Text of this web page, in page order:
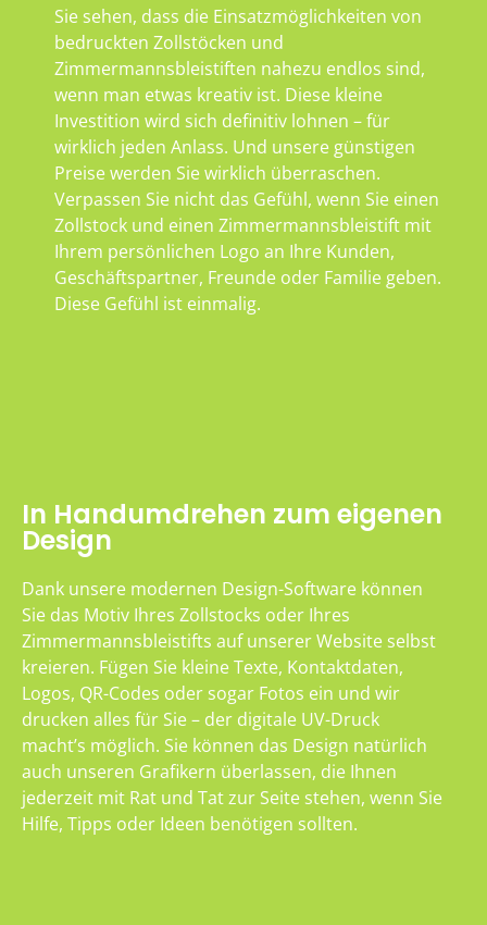
Sie sehen, dass die Einsatzmöglichkeiten von
bedruckten Zollstöcken und
Zimmermannsbleistiften nahezu endlos sind,
wenn man etwas kreativ ist. Diese kleine
Investition wird sich definitiv lohnen – für
wirklich jeden Anlass. Und unsere günstigen
Preise werden Sie wirklich überraschen.
Verpassen Sie nicht das Gefühl, wenn Sie einen
Zollstock und einen Zimmermannsbleistift mit
Ihrem persönlichen Logo an Ihre Kunden,
Geschäftspartner, Freunde oder Familie geben.
Diese Gefühl ist einmalig.
In Handumdrehen zum eigenen
Design
Dank unsere modernen Design-Software können
Sie das Motiv Ihres Zollstocks oder Ihres
Zimmermannsbleistifts auf unserer Website selbst
kreieren. Fügen Sie kleine Texte, Kontaktdaten,
Logos, QR-Codes oder sogar Fotos ein und wir
drucken alles für Sie – der digitale UV-Druck
macht’s möglich. Sie können das Design natürlich
auch unseren Grafikern überlassen, die Ihnen
jederzeit mit Rat und Tat zur Seite stehen, wenn Sie
Hilfe, Tipps oder Ideen benötigen sollten.